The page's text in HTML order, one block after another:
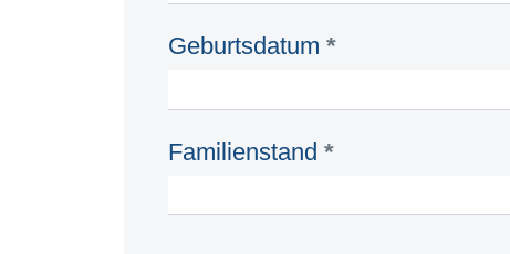
Geburtsdatum *
Familienstand *